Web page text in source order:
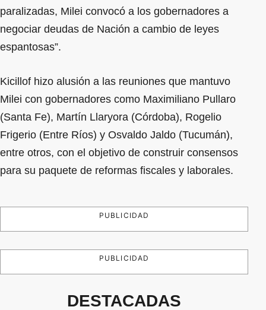
paralizadas, Milei convocó a los gobernadores a
negociar deudas de Nación a cambio de leyes
espantosas”.
Kicillof hizo alusión a las reuniones que mantuvo
Milei con gobernadores como Maximiliano Pullaro
(Santa Fe), Martín Llaryora (Córdoba), Rogelio
Frigerio (Entre Ríos) y Osvaldo Jaldo (Tucumán),
entre otros, con el objetivo de construir consensos
para su paquete de reformas fiscales y laborales.
PUBLICIDAD
PUBLICIDAD
DESTACADAS